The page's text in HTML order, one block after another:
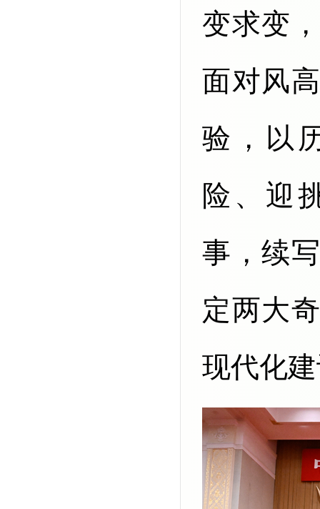
变求变
面对风
验，以
险、迎
事，续
定两大
现代化